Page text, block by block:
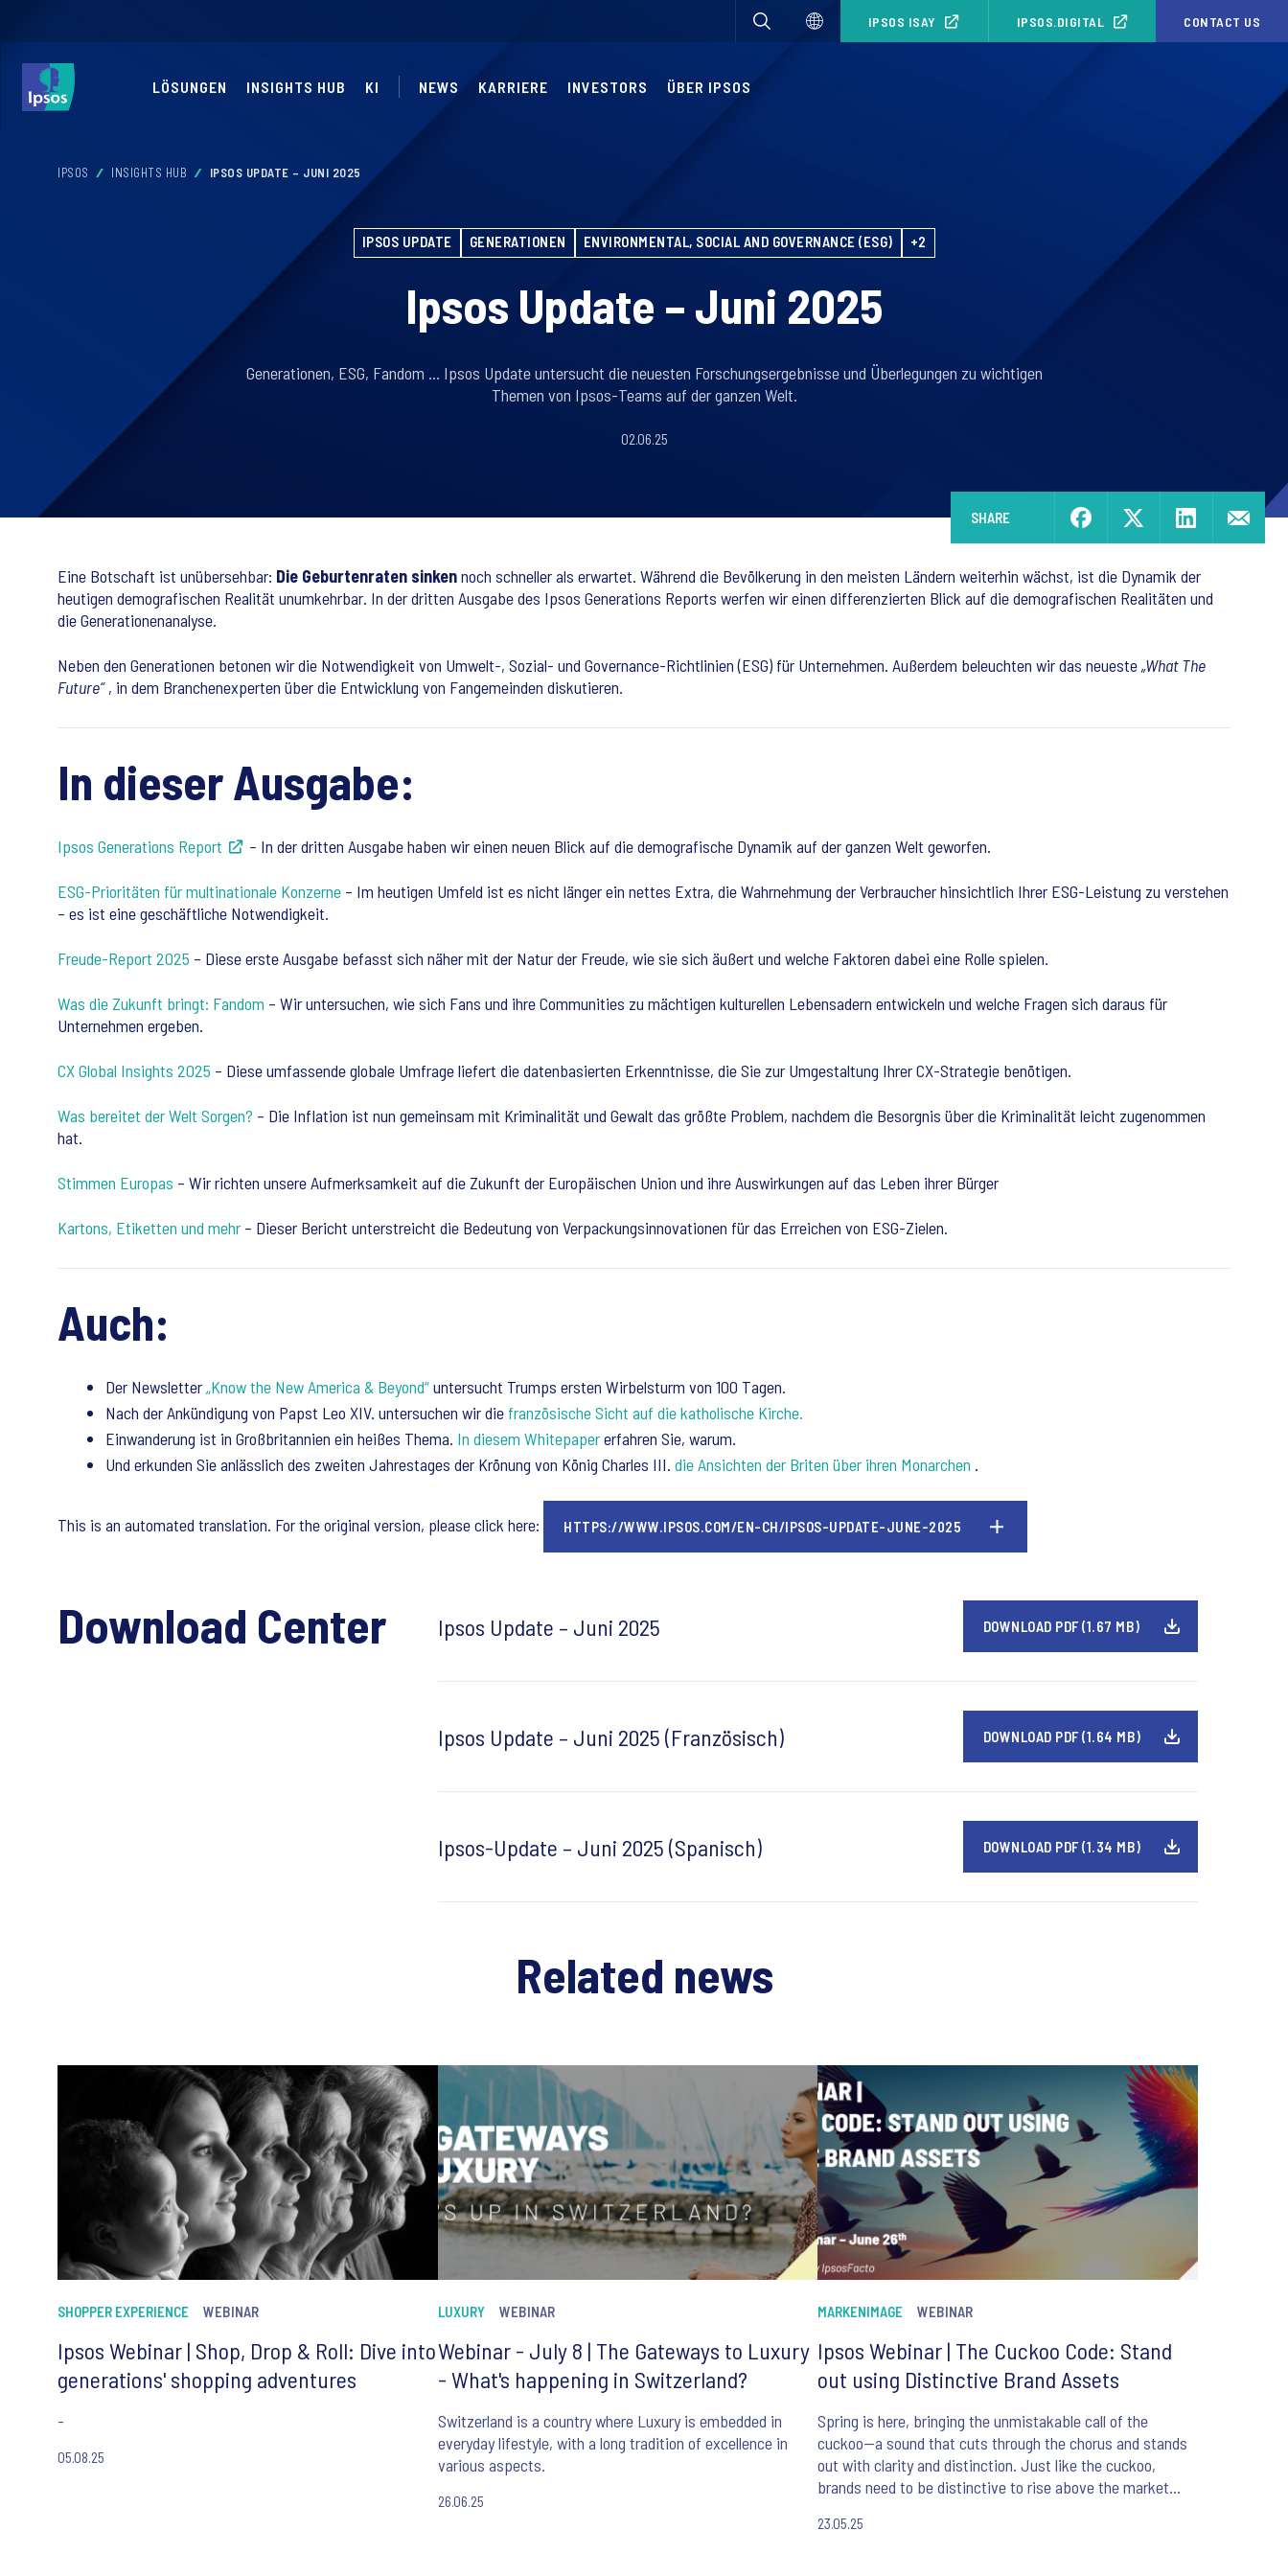
IPSOS ISAY IPSOS.DIGITAL CONTACT US
LÖSUNGEN INSIGHTS HUB KI NEWS KARRIERE INVESTORS ÜBER IPSOS
IPSOS INSIGHTS HUB IPSOS UPDATE – JUNI 2025
IPSOS UPDATE GENERATIONEN ENVIRONMENTAL, SOCIAL AND GOVERNANCE (ESG) +2
Ipsos Update – Juni 2025
Generationen, ESG, Fandom … Ipsos Update untersucht die neuesten Forschungsergebnisse und Überlegungen zu wichtigen
Themen von Ipsos-Teams auf der ganzen Welt.
02.06.25
SHARE
Eine Botschaft ist unübersehbar: Die Geburtenraten sinkennoch schneller als erwartet. Während die Bevölkerung in den meisten Ländern weiterhin wächst, ist die Dynamik der
heutigen demografischen Realität unumkehrbar. In der dritten Ausgabe des Ipsos Generations Reports werfen wir einen differenzierten Blick auf die demografischen Realitäten und
die Generationenanalyse.
Neben den Generationen betonen wir die Notwendigkeit von Umwelt-, Sozial- und Governance-Richtlinien (ESG) für Unternehmen. Außerdem beleuchten wir das neueste„What The
Future“, in dem Branchenexperten über die Entwicklung von Fangemeinden diskutieren.
In dieser Ausgabe:
Ipsos Generations Report – In der dritten Ausgabe haben wir einen neuen Blick auf die demografische Dynamik auf der ganzen Welt geworfen.
ESG-Prioritäten für multinationale Konzerne – Im heutigen Umfeld ist es nicht länger ein nettes Extra, die Wahrnehmung der Verbraucher hinsichtlich Ihrer ESG-Leistung zu verstehen
– es ist eine geschäftliche Notwendigkeit.
Freude-Report 2025 – Diese erste Ausgabe befasst sich näher mit der Natur der Freude, wie sie sich äußert und welche Faktoren dabei eine Rolle spielen.
Was die Zukunft bringt: Fandom – Wir untersuchen, wie sich Fans und ihre Communities zu mächtigen kulturellen Lebensadern entwickeln und welche Fragen sich daraus für
Unternehmen ergeben.
CX Global Insights 2025 – Diese umfassende globale Umfrage liefert die datenbasierten Erkenntnisse, die Sie zur Umgestaltung Ihrer CX-Strategie benötigen.
Was bereitet der Welt Sorgen? – Die Inflation ist nun gemeinsam mit Kriminalität und Gewalt das größte Problem, nachdem die Besorgnis über die Kriminalität leicht zugenommen
hat.
Stimmen Europas – Wir richten unsere Aufmerksamkeit auf die Zukunft der Europäischen Union und ihre Auswirkungen auf das Leben ihrer Bürger
Kartons, Etiketten und mehr – Dieser Bericht unterstreicht die Bedeutung von Verpackungsinnovationen für das Erreichen von ESG-Zielen.
Auch:
Der Newsletter„Know the New America & Beyond“untersucht Trumps ersten Wirbelsturm von 100 Tagen.
Nach der Ankündigung von Papst Leo XIV. untersuchen wir die französische Sicht auf die katholische Kirche.
Einwanderung ist in Großbritannien ein heißes Thema. In diesem Whitepapererfahren Sie, warum.
Und erkunden Sie anlässlich des zweiten Jahrestages der Krönung von König Charles III. die Ansichten der Briten über ihren Monarchen .
This is an automated translation. For the original version, please click here: HTTPS://WWW.IPSOS.COM/EN-CH/IPSOS-UPDATE-JUNE-2025
Download Center Ipsos Update – Juni 2025 DOWNLOAD PDF (1.67 MB)
Ipsos Update – Juni 2025 (Französisch) DOWNLOAD PDF (1.64 MB)
Ipsos-Update – Juni 2025 (Spanisch) DOWNLOAD PDF (1.34 MB)
Related news
SHOPPER EXPERIENCE WEBINAR
Ipsos Webinar | Shop, Drop & Roll: Dive into
generations' shopping adventures
-
05.08.25
LUXURY WEBINAR
Webinar - July 8 | The Gateways to Luxury
- What's happening in Switzerland?
Switzerland is a country where Luxury is embedded in
everyday lifestyle, with a long tradition of excellence in
various aspects.
26.06.25
MARKENIMAGE WEBINAR
Ipsos Webinar | The Cuckoo Code: Stand
out using Distinctive Brand Assets
Spring is here, bringing the unmistakable call of the
cuckoo—a sound that cuts through the chorus and stands
out with clarity and distinction. Just like the cuckoo,
brands need to be distinctive to rise above the market
23.05.25